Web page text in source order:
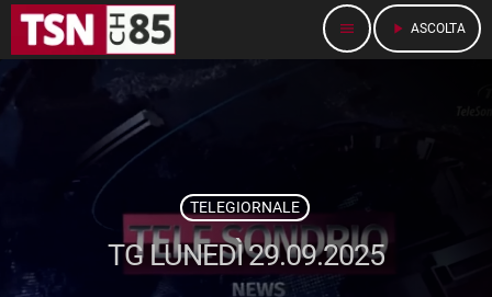
menu play_arrow ASCOLTA
TELEGIORNALE
TG LUNEDÌ 29.09.2025